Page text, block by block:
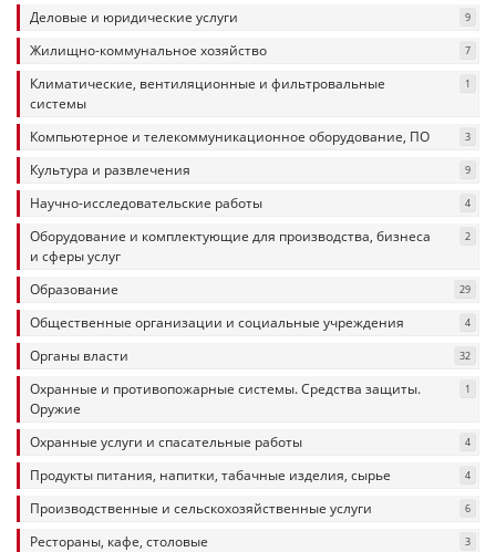
Деловые и юридические услуги 9
Жилищно-коммунальное хозяйство 7
Климатические, вентиляционные и фильтровальные
системы
1
Компьютерное и телекоммуникационное оборудование, ПО 3
Культура и развлечения 9
Научно-исследовательские работы 4
Оборудование и комплектующие для производства, бизнеса
и сферы услуг
2
Образование 29
Общественные организации и социальные учреждения 4
Органы власти 32
Охранные и противопожарные системы. Средства защиты.
Оружие
1
Охранные услуги и спасательные работы 4
Продукты питания, напитки, табачные изделия, сырье 4
Производственные и сельскохозяйственные услуги 6
Рестораны, кафе, столовые 3